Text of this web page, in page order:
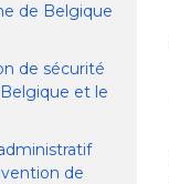
de Belgique
de sécurité
et le
de